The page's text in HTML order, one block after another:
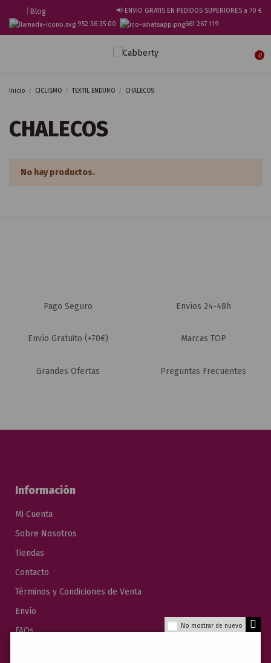
No mostrar de nuevo
Blog
📢 ENVIO GRATIS EN PEDIDOS SUPERIORES a 70 €
952 36 35 00
661 267 119
0
Inicio CICLISMO TEXTIL ENDURO CHALECOS
CHALECOS
No hay productos.
Pago Seguro Envíos 24-48h
Envío Gratuito (+70€) Marcas TOP
Grandes Ofertas Preguntas Frecuentes
Información
Mi Cuenta
Sobre Nosotros
Tiendas
Contacto
Términos y Condiciones de Venta
Envío
FAQs